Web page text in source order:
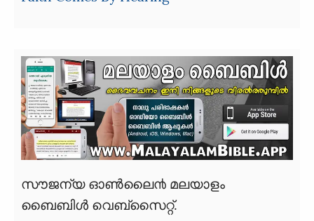
സൗജന്യ ഓൺലൈ൯‍ മലയാളം
ബൈബിൾ വെബ്സൈറ്റ്.